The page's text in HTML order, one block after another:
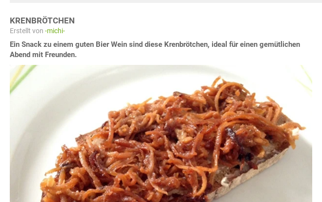
KRENBRÖTCHEN
Erstellt von -michi-
Ein Snack zu einem guten Bier Wein sind diese Krenbrötchen, ideal für einen gemütlichen
Abend mit Freunden.